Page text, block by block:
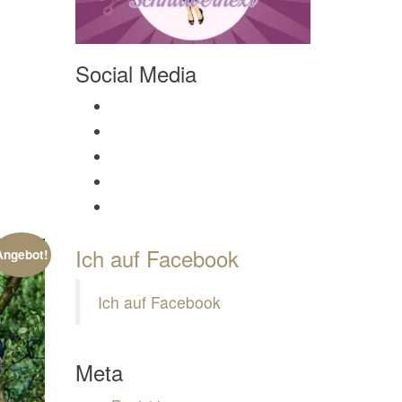
Social Media
Ich auf Facebook
Ich auf Facebook
Meta